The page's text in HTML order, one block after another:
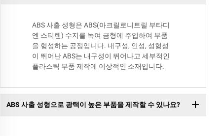
ABS 사출 성형은 ABS(아크릴로니트릴 부타디
엔 스티렌) 수지를 녹여 금형에 주입하여 부품
을 형성하는 공정입니다. 내구성, 인성, 성형성
이 뛰어난 ABS는 내구성이 뛰어나고 세부적인
플라스틱 부품 제작에 이상적인 소재입니다.
ABS 사출 성형으로 광택이 높은 부품을 제작할 수 있나요?